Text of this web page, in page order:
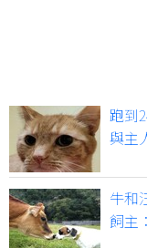
跑到
與主
牛和
飼主